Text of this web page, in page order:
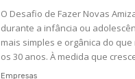
O Desafio de Fazer Novas
durante a infância ou
mais simples e orgânica do
os 30 anos. À medida que
Empresas